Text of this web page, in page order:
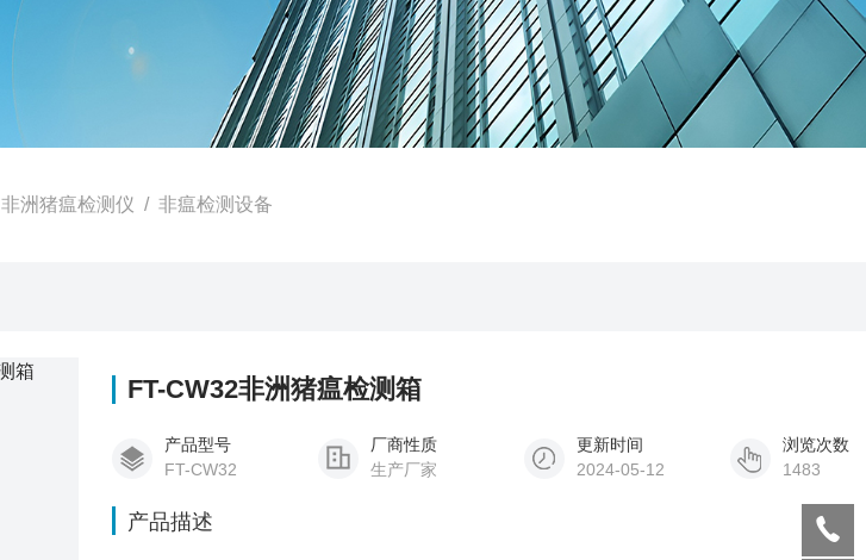
非洲猪瘟检测仪 / 非瘟检测设备
FT-CW32非洲猪瘟检测箱
产品型号
FT-CW32
厂商性质
生产厂家
更新时间
2024-05-12
浏览次数
1483
产品描述